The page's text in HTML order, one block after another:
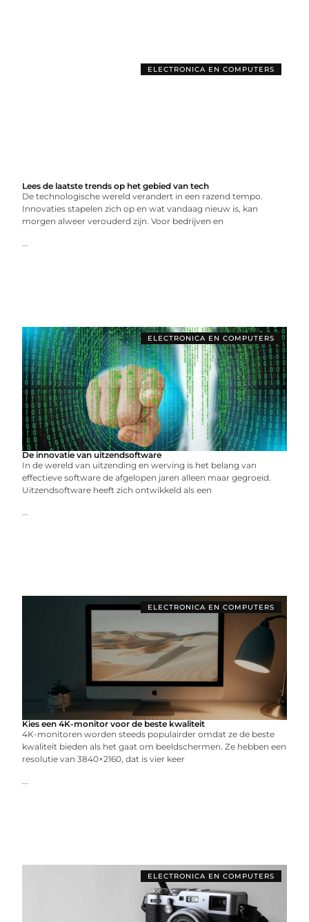
ELECTRONICA EN COMPUTERS
Lees de laatste trends op het gebied van tech
De technologische wereld verandert in een razend tempo.
Innovaties stapelen zich op en wat vandaag nieuw is, kan
morgen alweer verouderd zijn. Voor bedrijven en
...
ELECTRONICA EN COMPUTERS
De innovatie van uitzendsoftware
In de wereld van uitzending en werving is het belang van
effectieve software de afgelopen jaren alleen maar gegroeid.
Uitzendsoftware heeft zich ontwikkeld als een
...
ELECTRONICA EN COMPUTERS
Kies een 4K-monitor voor de beste kwaliteit
4K-monitoren worden steeds populairder omdat ze de beste
kwaliteit bieden als het gaat om beeldschermen. Ze hebben een
resolutie van 3840×2160, dat is vier keer
...
ELECTRONICA EN COMPUTERS